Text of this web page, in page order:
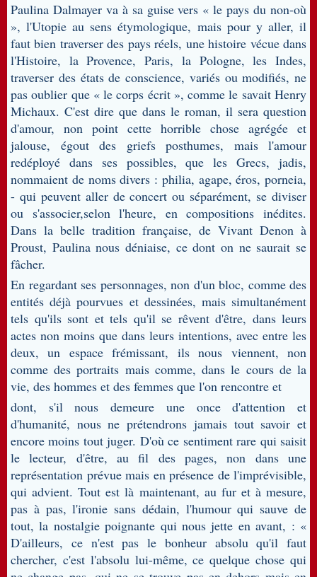
Paulina Dalmayer va à sa guise vers « le pays du non-où
», l'Utopie au sens étymologique, mais pour y aller, il
faut bien traverser des pays réels, une histoire vécue dans
l'Histoire, la Provence, Paris, la Pologne, les Indes,
traverser des états de conscience, variés ou modifiés, ne
pas oublier que « le corps écrit », comme le savait Henry
Michaux. C'est dire que dans le roman, il sera question
d'amour, non point cette horrible chose agrégée et
jalouse, égout des griefs posthumes, mais l'amour
redéployé dans ses possibles, que les Grecs, jadis,
nommaient de noms divers : philia, agape, éros, porneia,
- qui peuvent aller de concert ou séparément, se diviser
ou s'associer,selon l'heure, en compositions inédites.
Dans la belle tradition française, de Vivant Denon à
Proust, Paulina nous déniaise, ce dont on ne saurait se
fâcher.
En regardant ses personnages, non d'un bloc, comme des
entités déjà pourvues et dessinées, mais simultanément
tels qu'ils sont et tels qu'il se rêvent d'être, dans leurs
actes non moins que dans leurs intentions, avec entre les
deux, un espace frémissant, ils nous viennent, non
comme des portraits mais comme, dans le cours de la
vie, des hommes et des femmes que l'on rencontre et
dont, s'il nous demeure une once d'attention et
d'humanité, nous ne prétendrons jamais tout savoir et
encore moins tout juger. D'où ce sentiment rare qui saisit
le lecteur, d'être, au fil des pages, non dans une
représentation prévue mais en présence de l'imprévisible,
qui advient. Tout est là maintenant, au fur et à mesure,
pas à pas, l'ironie sans dédain, l'humour qui sauve de
tout, la nostalgie poignante qui nous jette en avant, : «
D'ailleurs, ce n'est pas le bonheur absolu qu'il faut
chercher, c'est l'absolu lui-même, ce quelque chose qui